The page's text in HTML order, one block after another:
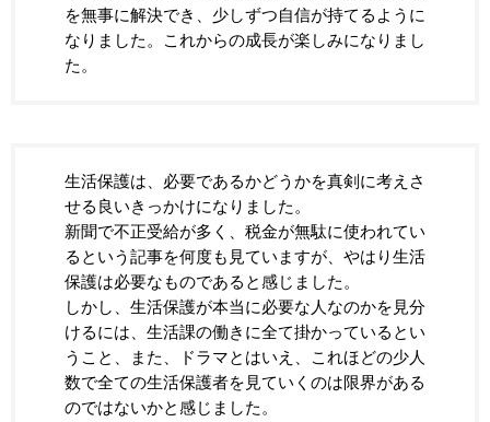
を無事に解決でき、少しずつ自信が持てるように
なりました。これからの成長が楽しみになりまし
た。
生活保護は、必要であるかどうかを真剣に考えさ
せる良いきっかけになりました。
新聞で不正受給が多く、税金が無駄に使われてい
るという記事を何度も見ていますが、やはり生活
保護は必要なものであると感じました。
しかし、生活保護が本当に必要な人なのかを見分
けるには、生活課の働きに全て掛かっているとい
うこと、また、ドラマとはいえ、これほどの少人
数で全ての生活保護者を見ていくのは限界がある
のではないかと感じました。